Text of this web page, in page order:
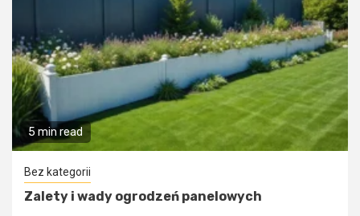
5 min read
Bez kategorii
Zalety i wady ogrodzeń panelowych